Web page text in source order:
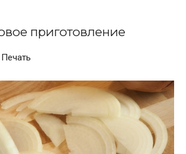
приготовление
Печать